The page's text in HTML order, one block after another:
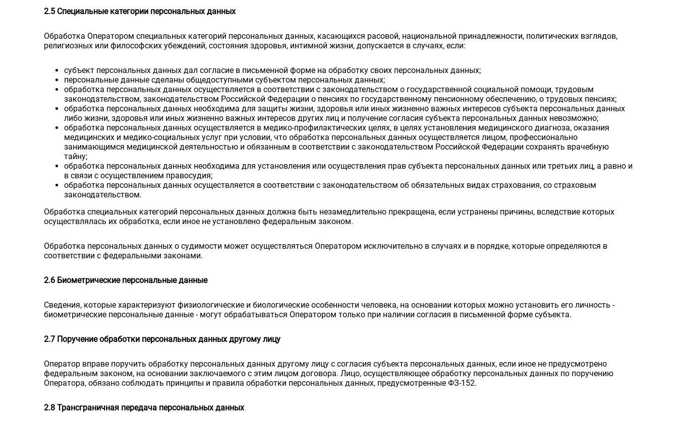
2.5 Специальные категории персональных данных
Обработка Оператором специальных категорий персональных данных, касающихся расовой, национальной принадлежности, политических взглядов,
религиозных или философских убеждений, состояния здоровья, интимной жизни, допускается в случаях, если:
субъект персональных данных дал согласие в письменной форме на обработку своих персональных данных;
персональные данные сделаны общедоступными субъектом персональных данных;
обработка персональных данных осуществляется в соответствии с законодательством о государственной социальной помощи, трудовым
законодательством, законодательством Российской Федерации о пенсиях по государственному пенсионному обеспечению, о трудовых пенсиях;
обработка персональных данных необходима для защиты жизни, здоровья или иных жизненно важных интересов субъекта персональных данных
либо жизни, здоровья или иных жизненно важных интересов других лиц и получение согласия субъекта персональных данных невозможно;
обработка персональных данных осуществляется в медико-профилактических целях, в целях установления медицинского диагноза, оказания
медицинских и медико-социальных услуг при условии, что обработка персональных данных осуществляется лицом, профессионально
занимающимся медицинской деятельностью и обязанным в соответствии с законодательством Российской Федерации сохранять врачебную
тайну;
обработка персональных данных необходима для установления или осуществления прав субъекта персональных данных или третьих лиц, а равно и
в связи с осуществлением правосудия;
обработка персональных данных осуществляется в соответствии с законодательством об обязательных видах страхования, со страховым
законодательством.
Обработка специальных категорий персональных данных должна быть незамедлительно прекращена, если устранены причины, вследствие которых
осуществлялась их обработка, если иное не установлено федеральным законом.
Обработка персональных данных о судимости может осуществляться Оператором исключительно в случаях и в порядке, которые определяются в
соответствии с федеральными законами.
2.6 Биометрические персональные данные
Сведения, которые характеризуют физиологические и биологические особенности человека, на основании которых можно установить его личность -
биометрические персональные данные - могут обрабатываться Оператором только при наличии согласия в письменной форме субъекта.
2.7 Поручение обработки персональных данных другому лицу
Оператор вправе поручить обработку персональных данных другому лицу с согласия субъекта персональных данных, если иное не предусмотрено
федеральным законом, на основании заключаемого с этим лицом договора. Лицо, осуществляющее обработку персональных данных по поручению
Оператора, обязано соблюдать принципы и правила обработки персональных данных, предусмотренные ФЗ-152.
2.8 Трансграничная передача персональных данных